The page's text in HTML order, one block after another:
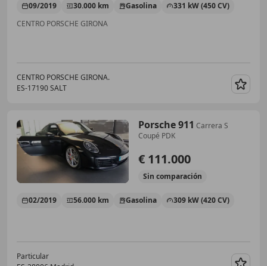
09/2019 30.000 km Gasolina
331 kW (450 CV)
CENTRO PORSCHE GIRONA
CENTRO PORSCHE GIRONA.
ES-17190 SALT
Porsche 911 Carrera S
Coupé PDK
€ 111.000
Sin comparación
02/2019 56.000 km Gasolina 309 kW (420 CV)
Particular